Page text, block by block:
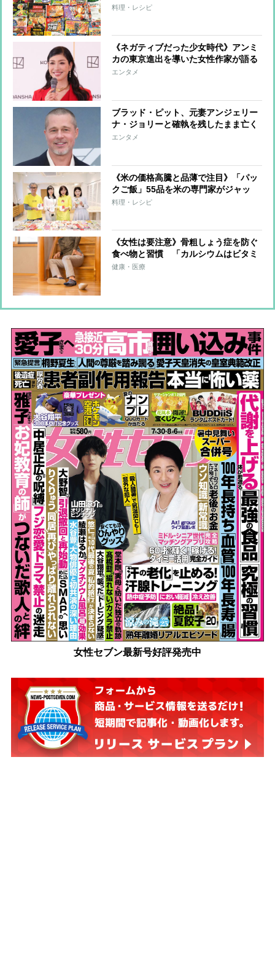
ランキング58品［6部門でジャッジ］
料理・レシピ
《ネガティブだった少女時代》アンミ
カの東京進出を導いた女性作家が語る
ブレイク前夜
エンタメ
ブラッド・ピット、元妻アンジェリー
ナ・ジョリーと確執を残したまま亡く
なった母への思い「母には悪意など微
エンタメ
《米の価格高騰と品薄で注目》「パッ
クご飯」55品を米の専門家がジャッ
ジ！コシヒカリ部門や全国銘柄米部門
料理・レシピ
《女性は要注意》骨粗しょう症を防ぐ
食べ物と習慣 「カルシウムはビタミ
ンDと一緒に」「過度な紫外線対策は
健康・医療
女性セブン最新号好評発売中